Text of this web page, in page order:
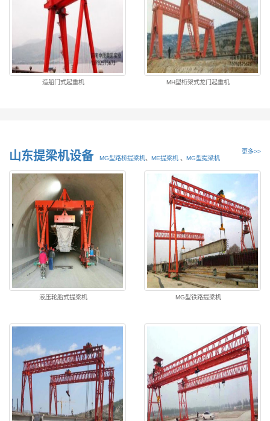
造船门式起重机 MH型桁架式龙门起重机
山东提梁机设备 MG型路桥提梁机、 ME提梁机 、 MG型提梁机
更多>>
液压轮胎式提梁机 MG型铁路提梁机